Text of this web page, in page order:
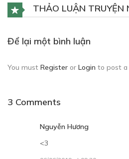
09/10/2018
THẢO LUẬN TRUYỆN
Để lại một bình luận
You must Register or Login to post a
3 Comments
Nguyễn Hương
<3